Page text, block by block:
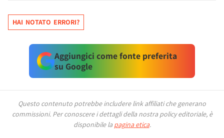
HAI NOTATO ERRORI?
Aggiungici come fonte preferita
su Google
Questo contenuto potrebbe includere link affiliati che generano
commissioni. Per conoscere i dettagli della nostra policy editoriale, è
disponibile la pagina etica.